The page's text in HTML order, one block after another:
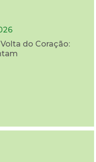
do Coração: